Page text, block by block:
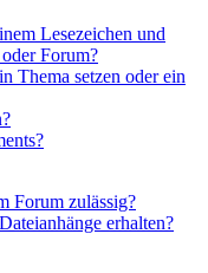
Lesezeichen und
Forum?
Thema setzen oder ein
Forum zulässig?
erhalten?